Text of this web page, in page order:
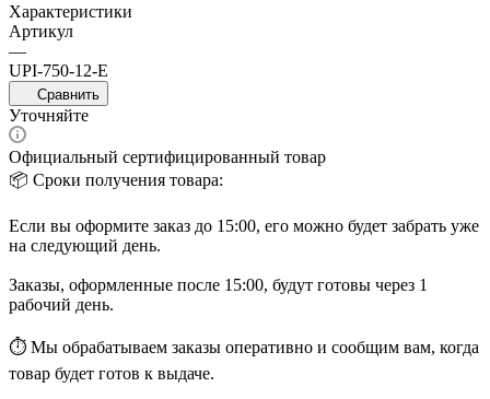
Характеристики
Артикул
—
UPI-750-12-E
Сравнить
Уточняйте
Официальный сертифицированный товар
📦 Сроки получения товара:
Если вы оформите заказ до 15:00, его можно будет забрать уже
на следующий день.
Заказы, оформленные после 15:00, будут готовы через 1
рабочий день.
⏱ Мы обрабатываем заказы оперативно и сообщим вам, когда
товар будет готов к выдаче.